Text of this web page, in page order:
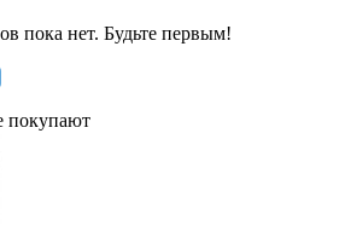
пока нет. Будьте первым!
покупают